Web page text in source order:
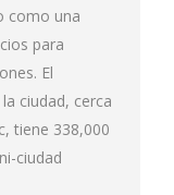
como una
para
El
ciudad, cerca
tiene 338,000
ciudad